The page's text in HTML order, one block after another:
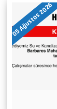
05 Ağustos 2026